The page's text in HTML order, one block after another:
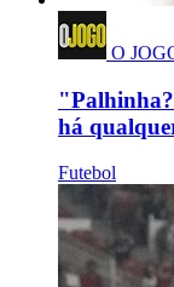
O
"Palhinha?
há
Futebol